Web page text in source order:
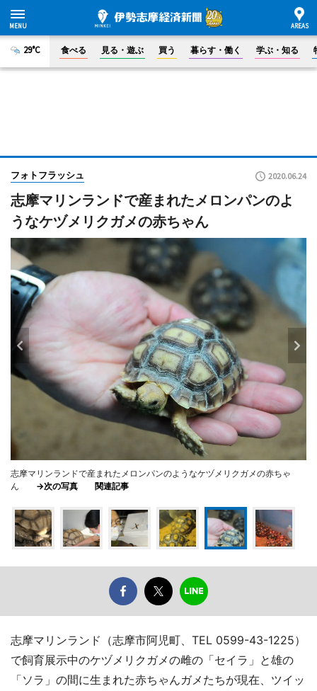
29°C 食べる 見る・遊ぶ 買う 暮らす・働く 学ぶ・知る
フォトフラッシュ 2020.06.24
志摩マリンランドで産まれたメロンパンのよ
うなケヅメリクガメの赤ちゃん
志摩マリンランドで産まれたメロンパンのようなケヅメリクガメの赤ちゃ
ん →次の写真 関連記事
志摩マリンランド（志摩市阿児町、TEL 0599-43-1225）
で飼育展示中のケヅメリクガメの雌の「セイラ」と雄の
「ソラ」の間に生まれた赤ちゃんガメたちが現在、ツイッ